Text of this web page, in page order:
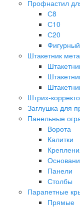
Профнастил
С8
С10
С20
Штакетник
Штрих-
Заглушка для
Панельные
Ворота
Калитки
Панели
Столбы
Парапетные
Прямые